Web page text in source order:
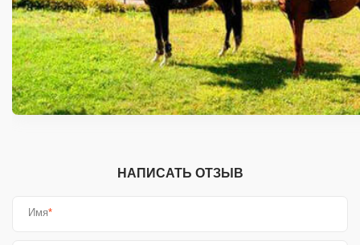
НАПИСАТЬ ОТЗЫВ
Имя*